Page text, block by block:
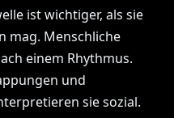
ist wichtiger, als sie
mag. Menschliche
einem Rhythmus.
und
sie sozial.